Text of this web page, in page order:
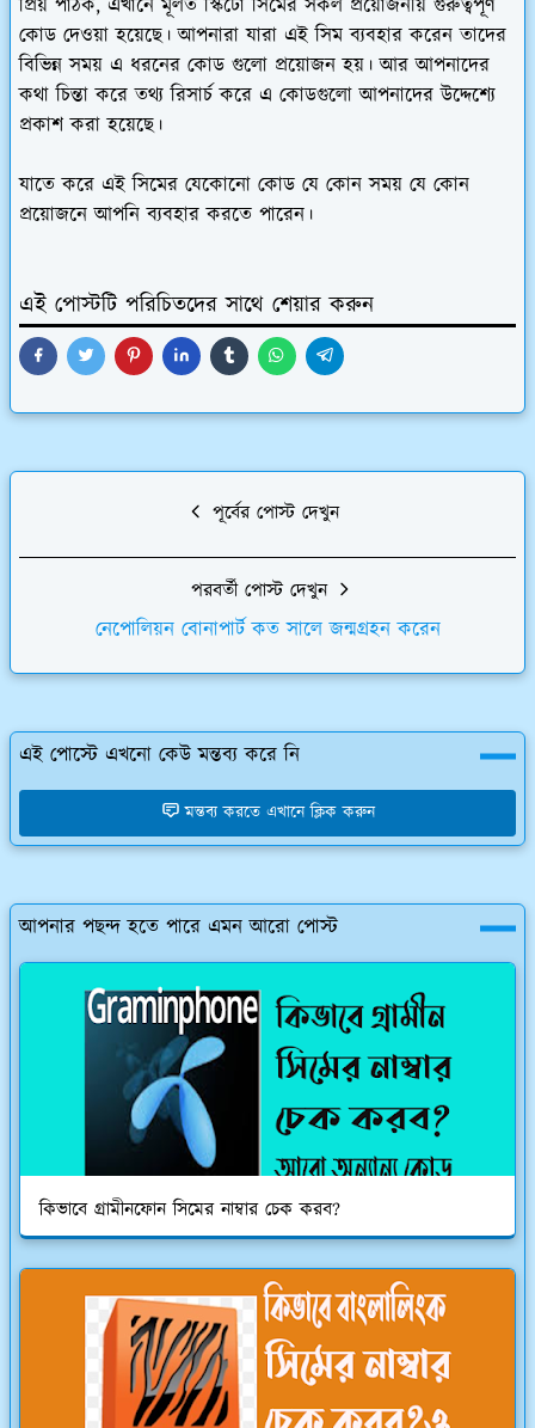
প্রিয় পাঠক, এখানে মূলত স্কিটো সিমের সকল প্রয়োজনীয় গুরুত্বপূর্ণ
কোড দেওয়া হয়েছে। আপনারা যারা এই সিম ব্যবহার করেন তাদের
বিভিন্ন সময় এ ধরনের কোড গুলো প্রয়োজন হয়। আর আপনাদের
কথা চিন্তা করে তথ্য রিসার্চ করে এ কোডগুলো আপনাদের উদ্দেশ্যে
প্রকাশ করা হয়েছে।
যাতে করে এই সিমের যেকোনো কোড যে কোন সময় যে কোন
প্রয়োজনে আপনি ব্যবহার করতে পারেন।
এই পোস্টটি পরিচিতদের সাথে শেয়ার করুন
পূর্বের পোস্ট দেখুন
পরবর্তী পোস্ট দেখুন
নেপোলিয়ন বোনাপার্ট কত সালে জন্মগ্রহন করেন
এই পোস্টে এখনো কেউ মন্তব্য করে নি
মন্তব্য করতে এখানে ক্লিক করুন
আপনার পছন্দ হতে পারে এমন আরো পোস্ট
কিভাবে গ্রামীনফোন সিমের নাম্বার চেক করব?